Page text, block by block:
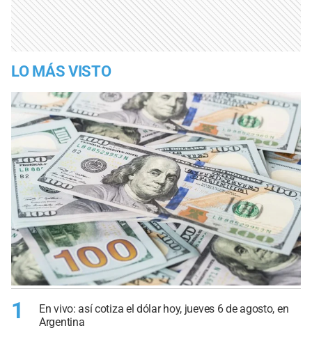
LO MÁS VISTO
1
En vivo: así cotiza el dólar hoy, jueves 6 de agosto, en
Argentina